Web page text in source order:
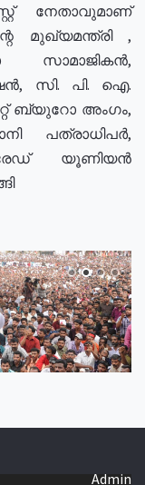
നേതാവുമാണ്
മുഖ്യമന്ത്രി ,
സാമാജികൻ,
സി. പി. ഐ.
ബ്യുറോ അംഗം,
പത്രാധിപർ,
യൂണിയൻ
Admin